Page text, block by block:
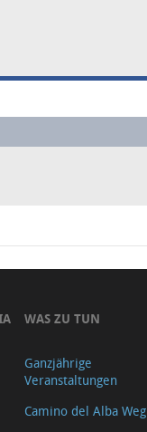
WAS ZU TUN
Ganzjährige
Veranstaltungen
Camino del Alba Weg